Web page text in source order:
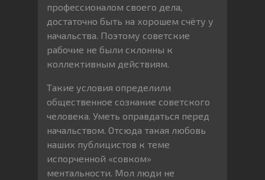
профессионалом своего дела,
достаточно быть на хорошем счёту у
начальства. Поэтому советские
рабочие не были склонны к
коллективным действиям.
Такие условия определили
общественное сознание советского
человека. Уметь оправдаться перед
начальством. Отсюда такая любовь
наших публицистов к теме
испорченной «совком»
ментальности. Мол люди не